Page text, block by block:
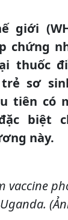
giới
chứng
thuốc
sơ
tiên có
biệt
này.
vaccine